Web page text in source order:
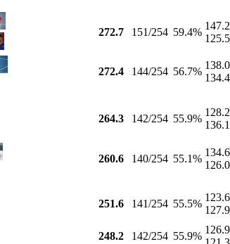
272.7 151/254 59.4%
147.2
125.5
272.4 144/254 56.7%
138.0
134.4
264.3 142/254 55.9%
128.2
136.1
260.6 140/254 55.1%
134.6
126.0
251.6 141/254 55.5%
123.6
127.9
248.2 142/254 55.9%
126.9